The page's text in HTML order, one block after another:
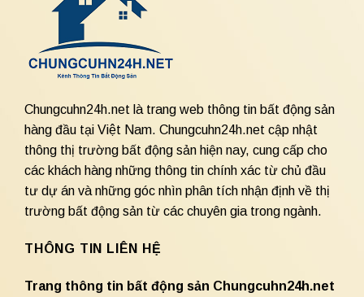
Chungcuhn24h.net là trang web thông tin bất động sản
hàng đầu tại Việt Nam. Chungcuhn24h.net cập nhật
thông thị trường bất động sản hiện nay, cung cấp cho
các khách hàng những thông tin chính xác từ chủ đầu
tư dự án và những góc nhìn phân tích nhận định về thị
trường bất động sản từ các chuyên gia trong ngành.
THÔNG TIN LIÊN HỆ
Trang thông tin bất động sản Chungcuhn24h.net